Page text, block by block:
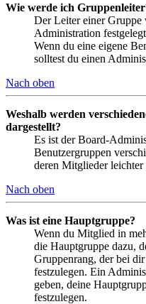
Wie werde ich
Der Leiter einer
Administration
Wenn du eine eigene
solltest du einen
Nach oben
Weshalb werden
dargestellt?
Es ist der Board-
Benutzergruppen
deren Mitglieder
Nach oben
Was ist eine Hauptgruppe?
Wenn du Mitglied in
die Hauptgruppe dazu,
Gruppenrang, der bei
festzulegen. Ein
geben, deine
festzulegen.